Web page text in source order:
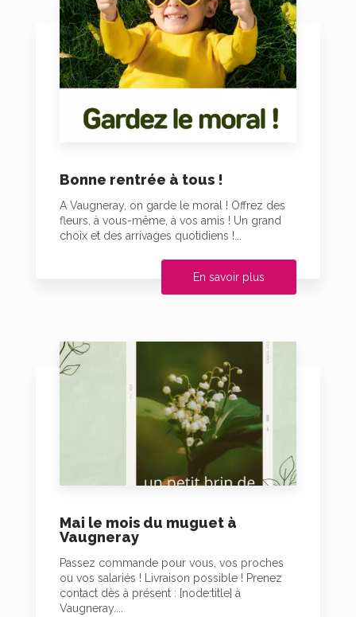
Bonne rentrée à tous !
A Vaugneray, on garde le moral ! Offrez des
fleurs, à vous-même, à vos amis ! Un grand
choix et des arrivages quotidiens !...
En savoir plus
Mai le mois du muguet à
Vaugneray
Passez commande pour vous, vos proches
ou vos salariés ! Livraison possible ! Prenez
contact dès à présent : [node:title] à
Vaugneray....